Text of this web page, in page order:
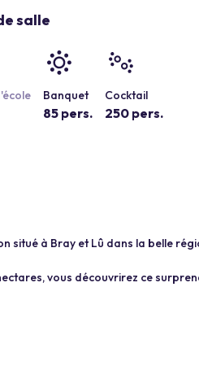
salle
Banquet
85 pers.
Cocktail
250 pers.
situé à Bray et Lû dans la belle
vous découvrirez ce